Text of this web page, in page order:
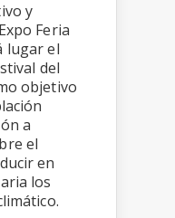
y
Feria
lugar el
del
objetivo
a
el
en
los